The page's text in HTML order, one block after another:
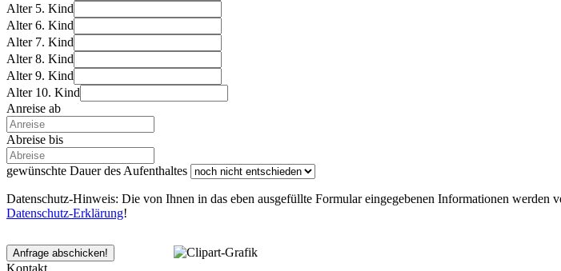
Alter 5. Kind
Alter 6. Kind
Alter 7. Kind
Alter 8. Kind
Alter 9. Kind
Alter 10. Kind
Anreise ab
Abreise bis
gewünschte Dauer des Aufenthaltes
Datenschutz-Hinweis: Die von Ihnen in das eben ausgefüllte Formular eingegebenen Informationen werden
Datenschutz-Erklärung!
Anfrage abschicken!
Kontakt